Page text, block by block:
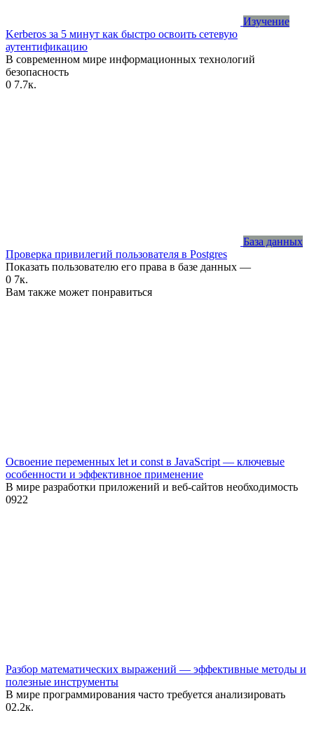
Изучение
Kerberos за 5 минут как быстро освоить сетевую
аутентификацию
В современном мире информационных технологий
безопасность
0 7.7к.
База данных
Проверка привилегий пользователя в Postgres
Показать пользователю его права в базе данных —
0 7к.
Вам также может понравиться
Освоение переменных let и const в JavaScript — ключевые
особенности и эффективное применение
В мире разработки приложений и веб-сайтов необходимость
0922
Разбор математических выражений — эффективные методы и
полезные инструменты
В мире программирования часто требуется анализировать
02.2к.